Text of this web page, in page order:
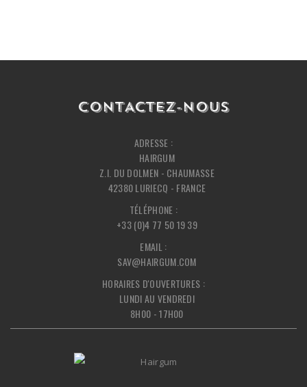
CONTACTEZ-NOUS
ADRESSE :
HAIRGUM
Z.I. DU DOLMEN - CHAUMASSE
42380 LURIECQ - FRANCE
TÉLÉPHONE :
+33 (0)4 77 50 19 39
EMAIL :
SAV@HAIRGUM.COM
HORAIRES D'OUVERTURES :
LUNDI AU VENDREDI
8H00 - 17H00